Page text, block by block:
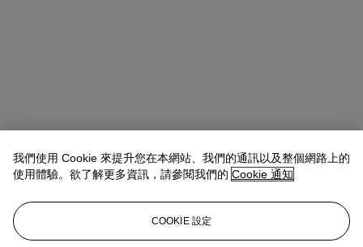
我們使用 Cookie 來提升您在本網站、我們的通訊以及整個網路上的
使用體驗。欲了解更多資訊，請參閱我們的 Cookie 通知
COOKIE 設定